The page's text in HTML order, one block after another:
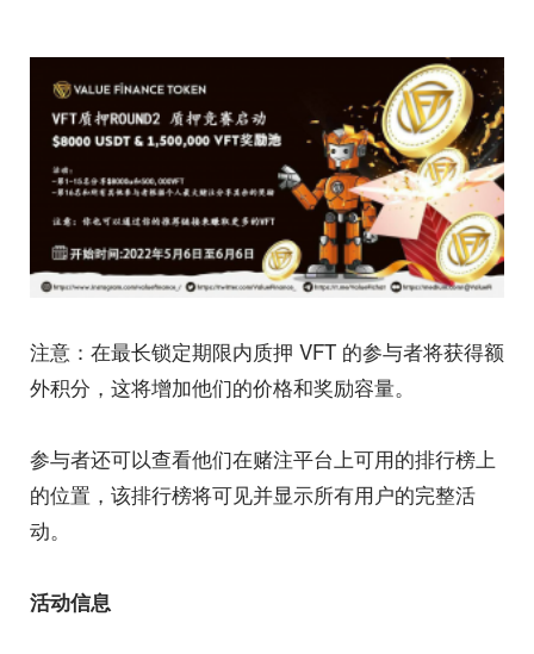
注意：在最长锁定期限内质押 VFT 的参与者将获得额
外积分，这将增加他们的价格和奖励容量。
参与者还可以查看他们在赌注平台上可用的排行榜上
的位置，该排行榜将可见并显示所有用户的完整活
动。
活动信息